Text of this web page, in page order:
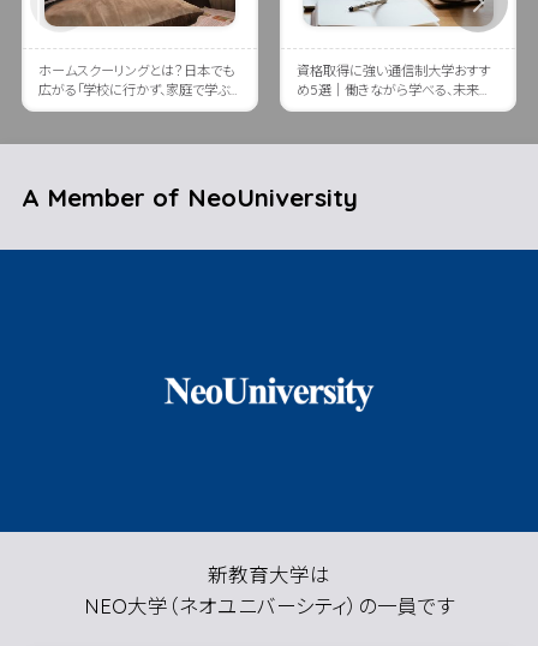
ホームスクーリングとは？日本でも
広がる「学校に行かず、家庭で学ぶ」
という選択肢
資格取得に強い通信制大学おすす
め5選｜働きながら学べる、未来に
つながる大学とは？
A Member of NeoUniversity
新教育大学は
NEO大学（ネオユニバーシティ）の一員です